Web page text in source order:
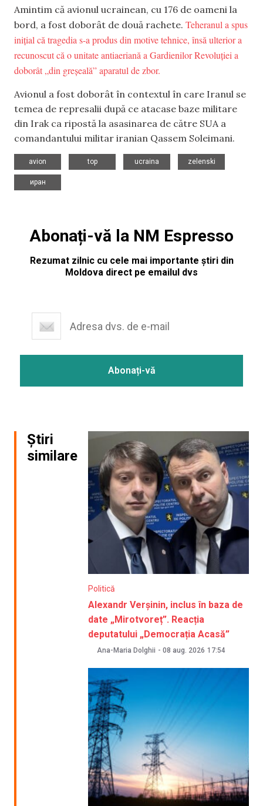
Amintim că avionul ucrainean, cu 176 de oameni la
bord, a fost doborât de două rachete. Teheranul a spus
inițial că tragedia s-a produs din motive tehnice, însă ulterior a
recunoscut că o unitate antiaeriană a Gardienilor Revoluţiei a
doborât „din greşeală” aparatul de zbor.
Avionul a fost doborât în contextul în care Iranul se
temea de represalii după ce atacase baze militare
din Irak ca ripostă la asasinarea de către SUA a
comandantului militar iranian Qassem Soleimani.
avion
top
ucraina
zelenski
иран
Abonați-vă la NM Espresso
Rezumat zilnic cu cele mai importante știri din
Moldova direct pe emailul dvs
Știri
similare
Politică
Alexandr Verșinin, inclus în baza de
date „Mirotvoreț”. Reacția
deputatului „Democrația Acasă”
Ana-Maria Dolghii - 08 aug. 2026 17:54